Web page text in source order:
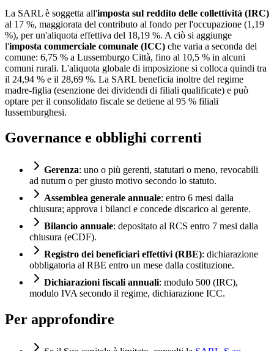
La SARL è soggetta all'imposta sul reddito delle collettività (IRC)
al 17 %, maggiorata del contributo al fondo per l'occupazione (1,19
%), per un'aliquota effettiva del 18,19 %. A ciò si aggiunge
l'imposta commerciale comunale (ICC) che varia a seconda del
comune: 6,75 % a Lussemburgo Città, fino al 10,5 % in alcuni
comuni rurali. L'aliquota globale di imposizione si colloca quindi tra
il 24,94 % e il 28,69 %. La SARL beneficia inoltre del regime
madre-figlia (esenzione dei dividendi di filiali qualificate) e può
optare per il consolidato fiscale se detiene al 95 % filiali
lussemburghesi.
Governance e obblighi correnti
Gerenza: uno o più gerenti, statutari o meno, revocabili
ad nutum o per giusto motivo secondo lo statuto.
Assemblea generale annuale: entro 6 mesi dalla
chiusura; approva i bilanci e concede discarico al gerente.
Bilancio annuale: depositato al RCS entro 7 mesi dalla
chiusura (eCDF).
Registro dei beneficiari effettivi (RBE): dichiarazione
obbligatoria al RBE entro un mese dalla costituzione.
Dichiarazioni fiscali annuali: modulo 500 (IRC),
modulo IVA secondo il regime, dichiarazione ICC.
Per approfondire